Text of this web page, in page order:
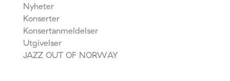
Nyheter
Konserter
Konsertanmeldelser
Utgivelser
JAZZ OUT OF NORWAY